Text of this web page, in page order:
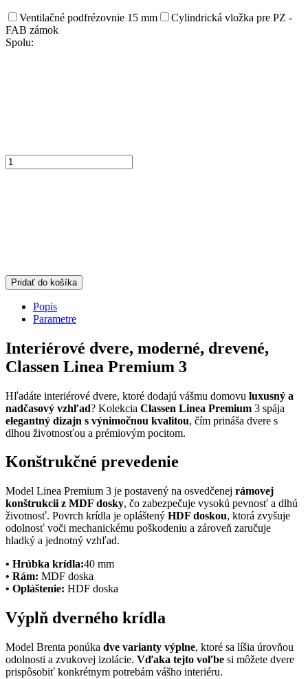
Ventilačné podfrézovnie 15 mm
Cylindrická vložka pre PZ -
FAB zámok
Spolu:
Pridať do košíka
Popis
Parametre
Interiérové dvere, moderné, drevené,
Classen Linea Premium 3
Hľadáte interiérové dvere, ktoré dodajú vášmu domovu luxusný a
nadčasový vzhľad? Kolekcia Classen Linea Premium 3 spája
elegantný dizajn s výnimočnou kvalitou, čím prináša dvere s
dlhou životnosťou a prémiovým pocitom.
Konštrukčné prevedenie
Model Linea Premium 3 je postavený na osvedčenej rámovej
konštrukcii z MDF dosky, čo zabezpečuje vysokú pevnosť a dlhú
životnosť. Povrch krídla je opláštený HDF doskou, ktorá zvyšuje
odolnosť voči mechanickému poškodeniu a zároveň zaručuje
hladký a jednotný vzhľad.
• Hrúbka krídla:40 mm
• Rám: MDF doska
• Opláštenie: HDF doska
Výplň dverného krídla
Model Brenta ponúka dve varianty výplne, ktoré sa líšia úrovňou
odolnosti a zvukovej izolácie. Vďaka tejto voľbe si môžete dvere
prispôsobiť konkrétnym potrebám vášho interiéru.